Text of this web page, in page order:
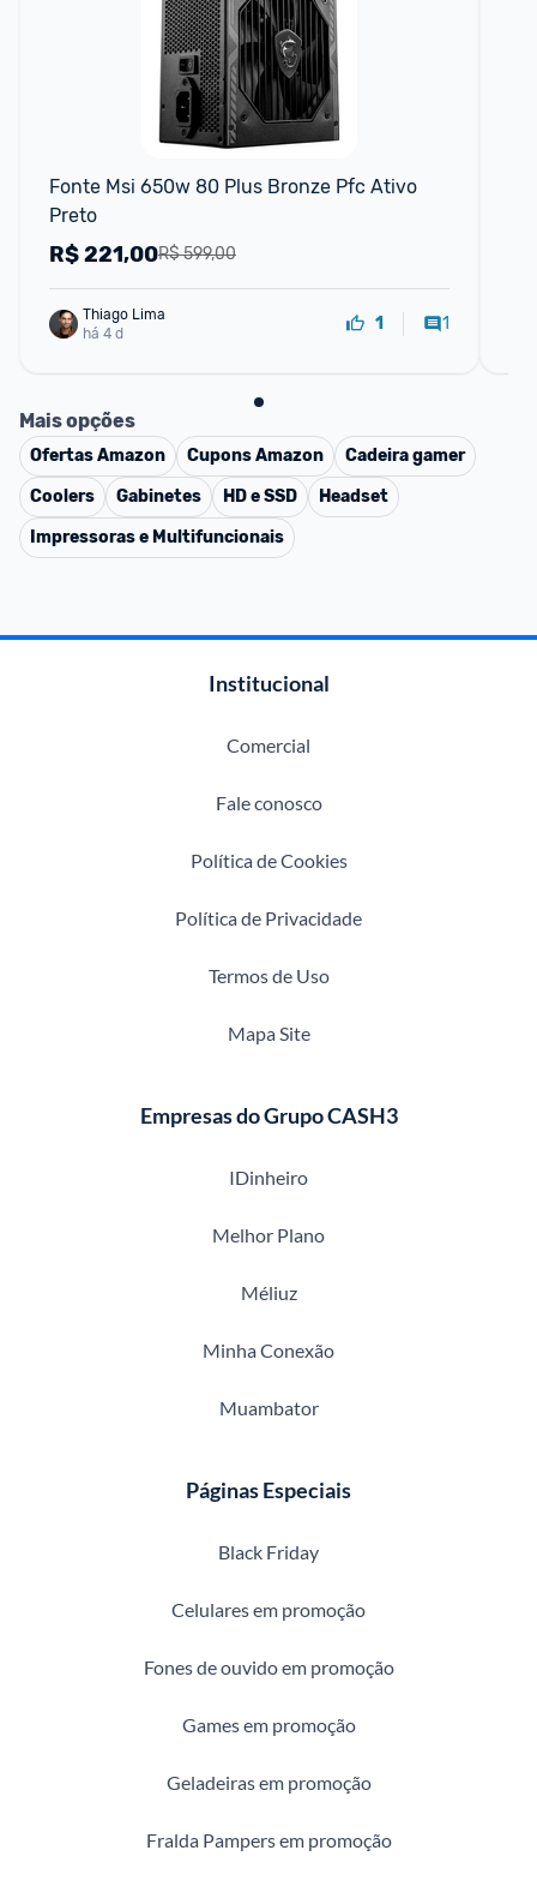
Fonte Msi 650w 80 Plus Bronze Pfc Ativo
Preto
R$ 599,00
R$221,00
Thiago Lima
há 4 d
1 1
Mais opções
OfertasAmazon CuponsAmazon
Cadeira gamer
Coolers
Gabinetes HD e SSD
Headset
Impressoras e Multifuncionais
Institucional
Comercial
Fale conosco
Política de Cookies
Política de Privacidade
Termos de Uso
Mapa Site
Empresas do Grupo CASH3
IDinheiro
Melhor Plano
Méliuz
Minha Conexão
Muambator
Páginas Especiais
Black Friday
Celulares em promoção
Fones de ouvido em promoção
Games em promoção
Geladeiras em promoção
Fralda Pampers em promoção